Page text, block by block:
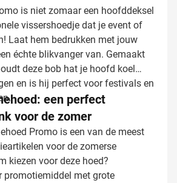
is niet zomaar een hoofddeksel
vissershoedje dat je event of
Laat hem bedrukken met jouw
échte blikvanger van. Gemaakt
deze bob hat je hoofd koel
en is hij perfect voor festivals en
een perfect
voor de zomer
Promo is een van de meest
voor de zomerse
kiezen voor deze hoed?
promotiemiddel met grote